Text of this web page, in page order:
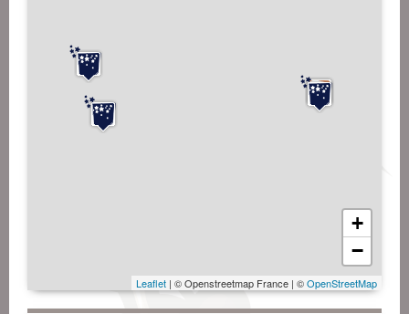
+
−
Leaflet | © Openstreetmap France | ©OpenStreetMap